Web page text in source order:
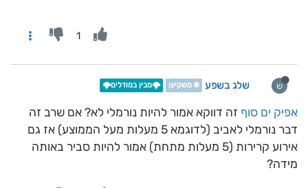
1
ש שלג בשפע ❄️ משקיען 🌩️מבין במודלים🌩️
אפיק ים סוף זה דווקא אמור להיות נורמלי לא? אם שרב זה
דבר נורמלי לאביב (לדוגמא 5 מעלות מעל הממוצע) אז גם
אירוע קרירות (5 מעלות מתחת) אמור להיות סביר באותה
מידה?